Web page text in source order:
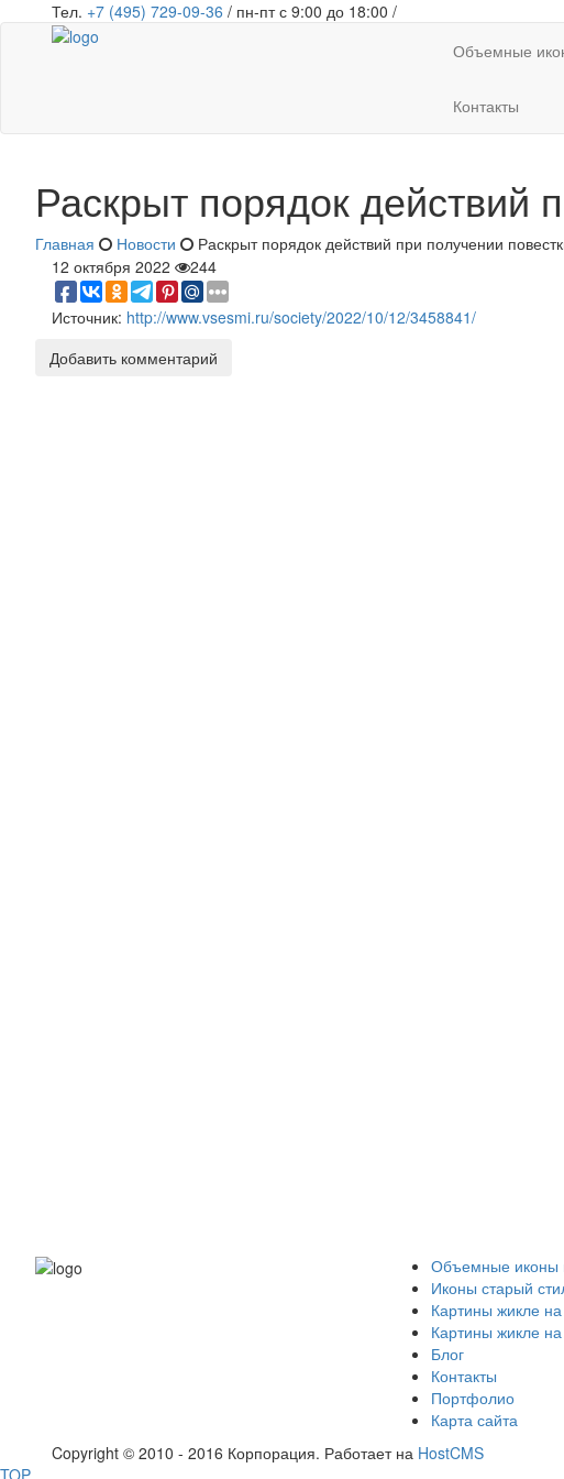
Тел. +7 (495) 729-09-36 / пн-пт с 9:00 до 18:00 /
Объемные
Контакты
Раскрыт порядок действий
Главная Новости
Раскрыт порядок действий при получении
12 октября 2022
244
Источник: http://www.vsesmi.ru/society/2022/10/12/3458841/
Добавить комментарий
Объемные иконы
Иконы старый
Картины жикле
Картины жикле
Блог
Контакты
Портфолио
Карта сайта
Copyright © 2010 - 2016 Корпорация. Работает на HostCMS
TOP